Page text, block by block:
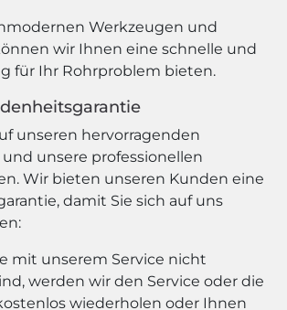
Werkzeugen und
wir Ihnen eine schnelle und
für Ihr Rohrproblem bieten.
unseren hervorragenden
unsere professionellen
Wir bieten unseren Kunden eine
damit Sie sich auf uns
mit unserem Service nicht
werden wir den Service oder die
wiederholen oder Ihnen